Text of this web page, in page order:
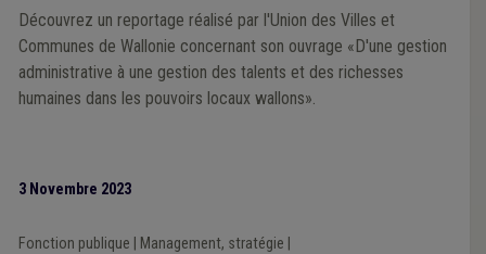
Découvrez un reportage réalisé par l'Union des Villes et
Communes de Wallonie concernant son ouvrage «D'une gestion
administrative à une gestion des talents et des richesses
humaines dans les pouvoirs locaux wallons».
3 Novembre 2023
Fonction publique Management, stratégie